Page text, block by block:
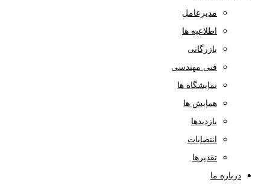
مدیرعامل
اطلاعیه ها
بازرگانی
فنی مهندسی
نمایشگاه ها
همایش ها
بازدیدها
انتصابات
تقدیرها
درباره ما